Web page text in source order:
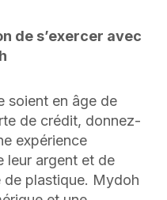
de s’exercer avec
soient en âge de
de crédit, donnez-
expérience
leur argent et de
de plastique. Mydoh